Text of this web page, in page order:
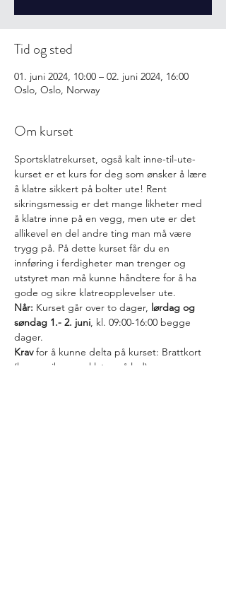
Tid og sted
01. juni 2024, 10:00 – 02. juni 2024, 16:00
Oslo, Oslo, Norway
Om kurset
Sportsklatrekurset, også kalt inne-til-ute-
kurset er et kurs for deg som ønsker å lære
å klatre sikkert på bolter ute! Rent
sikringsmessig er det mange likheter med
å klatre inne på en vegg, men ute er det
allikevel en del andre ting man må være
trygg på. På dette kurset får du en
innføring i ferdigheter man trenger og
utstyret man må kunne håndtere for å ha
gode og sikre klatreopplevelser ute.
Når: Kurset går over to dager, lørdag og
søndag 1.- 2. juni, kl. 09:00-16:00 begge
dager.
Krav for å kunne delta på kurset: Brattkort
(kunne sikre- og klatre på led)